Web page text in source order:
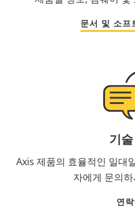
문서 및 소프
기
Axis 제품의 효율적인 일대
자에게 문의
연